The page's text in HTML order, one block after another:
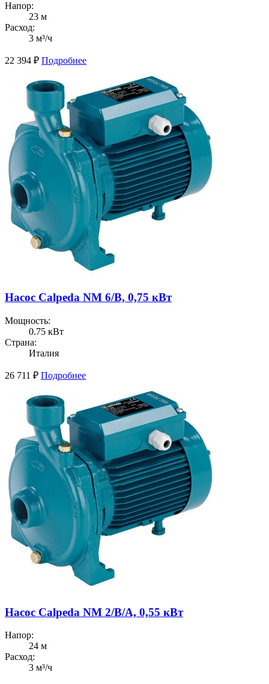
Напор:
23 м
Расход:
3 м³/ч
22 394 ₽ Подробнее
Насос Calpeda NM 6/B, 0,75 кВт
Мощность:
0.75 кВт
Страна:
Италия
26 711 ₽ Подробнее
Насос Calpeda NM 2/B/A, 0,55 кВт
Напор:
24 м
Расход:
3 м³/ч